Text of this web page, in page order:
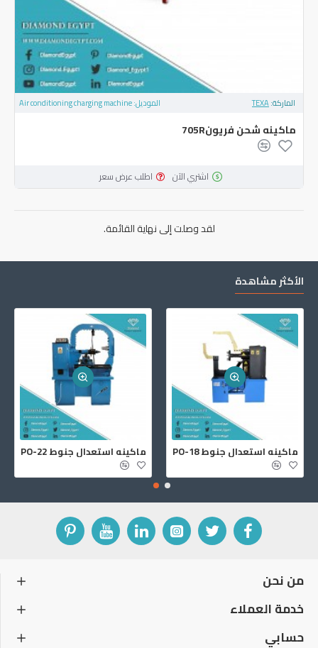
الماركة:TEXA الموديل:Air conditioning charging machine
ماكينه شحن فريون705R
اشتري الآن اطلب عرض سعر
لقد وصلت إلى نهاية القائمة.
الأكثر مشاهدة
جهاز كشف اعطال السيارات جي سكان 2 ماكينه استعدال جنوط PO-14S
من نحن
خدمة العملاء
حسابي